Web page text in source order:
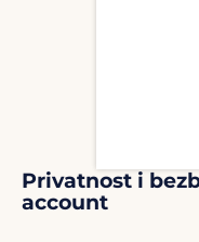
Privatnost i
account